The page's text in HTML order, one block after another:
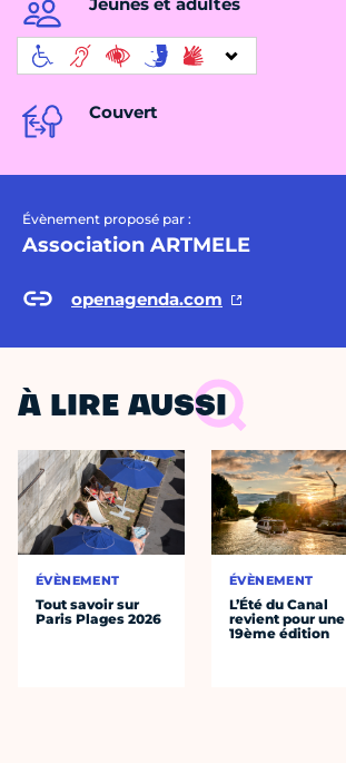
Couvert
Évènement proposé par :
Association ARTMELE
openagenda.com
À LIRE AUSSI
ÉVÈNEMENT
Tout savoir sur
Paris Plages 2026
ÉVÈNEMENT
L’Été du Canal
revient pour une
19ème édition